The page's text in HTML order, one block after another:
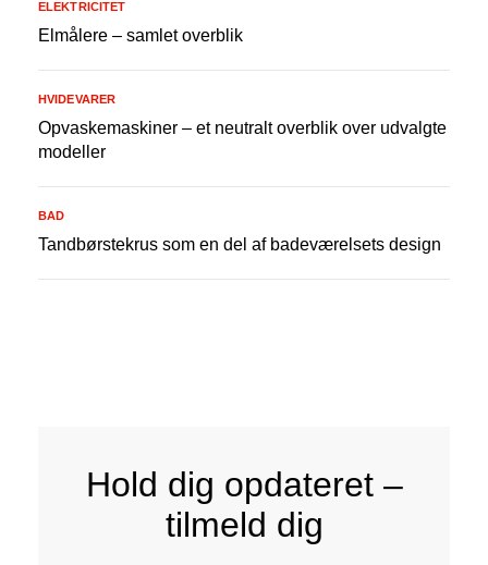
Elmålere – samlet overblik
ELEKTRICITET
Opvaskemaskiner – et neutralt overblik over udvalgte
modeller
HVIDEVARER
Tandbørstekrus som en del af badeværelsets design
BAD
Hold dig opdateret –
tilmeld dig